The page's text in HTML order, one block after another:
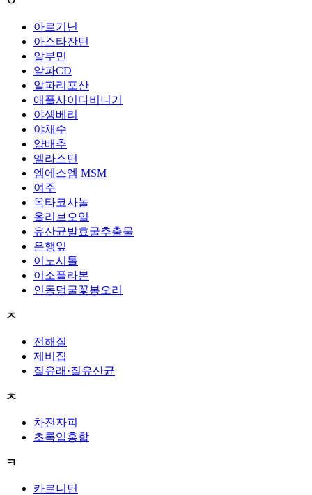
아르기닌
아스타잔틴
알부민
알파CD
알파리포산
애플사이다비니거
야생베리
야채수
양배추
엘라스틴
엠에스엠 MSM
여주
옥타코사놀
올리브오일
유산균발효굴추출물
은행잎
이노시톨
이소플라본
인동덩굴꽃봉오리
ㅈ
전해질
제비집
질유래·질유산균
ㅊ
차전자피
초록입홍합
ㅋ
카르니틴